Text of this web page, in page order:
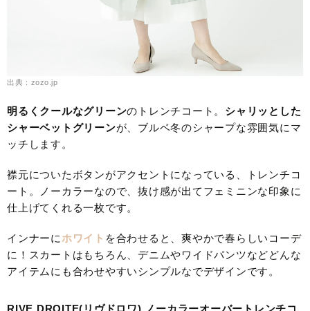
出典：zozo.jp
明るくクールなグリーンのトレンチコート。 シャリッとした
シャーベットグリーンが、ブルベ冬のシャープな雰囲気にマ
ッチします。
襟元についたボタンがアクセントになっている、トレンチコ
ート。ノーカラーなので、抜け感が出てフェミニンな印象に
仕上げてくれる一枚です。
インナーに ホワイト を合わせると、爽やかで春らしいコーデ
に！スカートはもちろん、デニムやワイドパンツなどどんな
アイテムにも合わせやすいシンプルなでデザインです。
RIVE DROITE(リヴドロワ) ノーカラーオーバートレンチコ